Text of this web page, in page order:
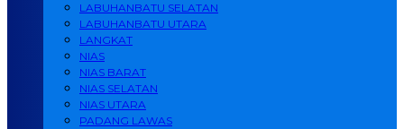
LABUHANBATU SELATAN
LABUHANBATU UTARA
LANGKAT
NIAS
NIAS BARAT
NIAS SELATAN
NIAS UTARA
PADANG LAWAS